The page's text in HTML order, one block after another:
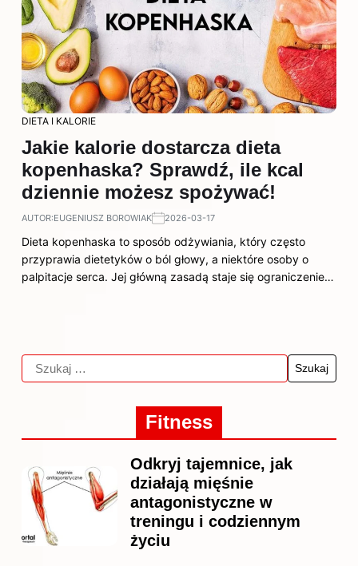
DIETA I KALORIE
Jakie kalorie dostarcza dieta
kopenhaska? Sprawdź, ile kcal
dziennie możesz spożywać!
AUTOR:EUGENIUSZ BOROWIAK 2026-03-17
Dieta kopenhaska to sposób odżywiania, który często
przyprawia dietetyków o ból głowy, a niektóre osoby o
palpitacje serca. Jej główną zasadą staje się ograniczenie…
Fitness
Odkryj tajemnice, jak
działają mięśnie
antagonistyczne w
treningu i codziennym
życiu